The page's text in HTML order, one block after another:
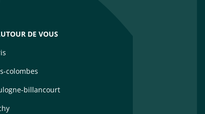
DE VOUS
colombes
billancourt